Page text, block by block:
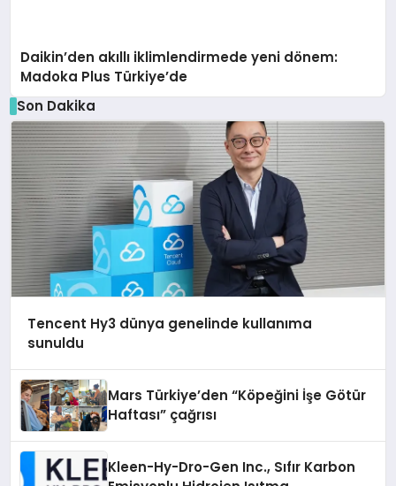
Daikin’den akıllı iklimlendirmede yeni dönem:
Madoka Plus Türkiye’de
Son Dakika
Tencent Hy3 dünya genelinde kullanıma
sunuldu
Mars Türkiye’den “Köpeğini İşe Götür
Haftası” çağrısı
Kleen-Hy-Dro-Gen Inc., Sıfır Karbon